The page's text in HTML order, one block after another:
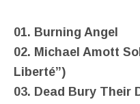
01. Burning Angel
02. Michael Amott
Liberté”)
03. Dead Bury Their